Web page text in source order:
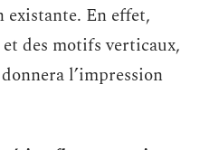
existante. En effet,
des motifs verticaux,
l’impression